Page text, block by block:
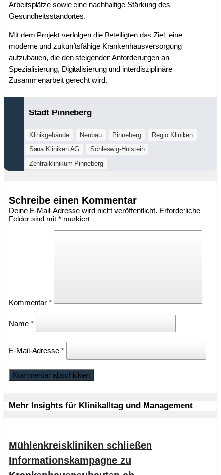
Arbeitsplätze sowie eine nachhaltige Stärkung des
Gesundheitsstandortes.
Mit dem Projekt verfolgen die Beteiligten das Ziel, eine
moderne und zukunftsfähige Krankenhausversorgung
aufzubauen, die den steigenden Anforderungen an
Spezialisierung, Digitalisierung und interdisziplinäre
Zusammenarbeit gerecht wird.
Stadt Pinneberg
Klinikgebäude Neubau Pinneberg
Regio Kliniken
Sana Kliniken AG
Schleswig-Holstein
Zentralklinikum Pinneberg
Schreibe einen Kommentar
Deine E-Mail-Adresse wird nicht veröffentlicht. Erforderliche
Felder sind mit * markiert
Kommentar *
Name *
E-Mail-Adresse *
Mehr Insights für Klinikalltag und Management
Mühlenkreiskliniken schließen
Informationskampagne zu